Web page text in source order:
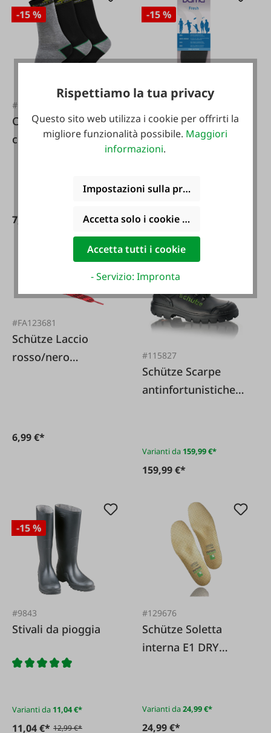
-15 %
#FA132571
Calzini Workpower,
confezione da 3,
7,64 €*
-15 %
#FA72256
Soletta Deo Active
taglia 43
8,49 €*
#FA123681
Schütze Laccio
rosso/nero
6,99 €*
#115827
Schütze Scarpe
antinfortunistiche
robuste e comode
Varianti da 159,99 €*
159,99 €*
-15 %
#9843
Stivali da pioggia
Varianti da 11,04 €*
11,04 €* 12,99 €*
#129676
Schütze Soletta
interna E1 DRY
Varianti da24,99 €*
24,99 €*
Rispettiamo la tua privacy
Questo sito web utilizza i cookie per offrirti la
migliore funzionalità possibile. Maggiori
informazioni.
Impostazioni sulla privacy
Accetta solo i cookie funzionali
Accetta tutti i cookie
- Servizio: Impronta